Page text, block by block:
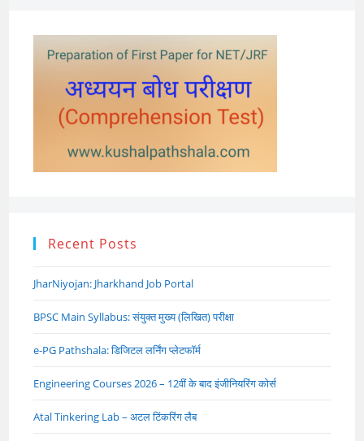
Recent Posts
JharNiyojan: Jharkhand Job Portal
BPSC Main Syllabus: संयुक्त मुख्य (लिखित) परीक्षा
e-PG Pathshala: डिजिटल लर्निंग प्लेटफॉर्म
Engineering Courses 2026 – 12वीं के बाद इंजीनियरिंग कोर्स
Atal Tinkering Lab – अटल टिंकरिंग लैब